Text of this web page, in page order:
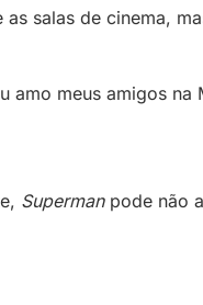
salas de cinema,
meus amigos
Supermanpode não